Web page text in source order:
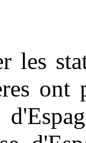
les
ont